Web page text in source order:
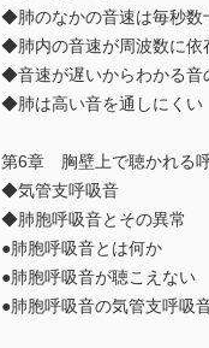
◆肺のなかの音速は毎秒数
◆肺内の音速が周波数に依
◆音速が遅いからわかる音
◆肺は高い音を通しにくい
第6章 胸壁上で聴かれる
◆気管支呼吸音
◆肺胞呼吸音とその異常
●肺胞呼吸音とは何か
●肺胞呼吸音が聴こえない
●肺胞呼吸音の気管支呼吸